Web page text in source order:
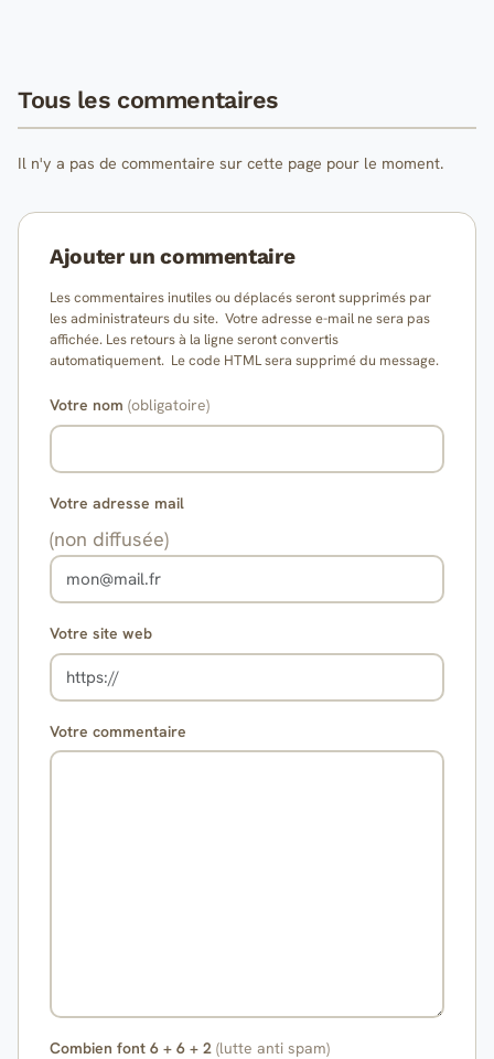
Tous les commentaires
Il n'y a pas de commentaire sur cette page pour le moment.
Ajouter un commentaire
Les commentaires inutiles ou déplacés seront supprimés par
les administrateurs du site. Votre adresse e-mail ne sera pas
affichée. Les retours à la ligne seront convertis
automatiquement. Le code HTML sera supprimé du message.
Votre nom (obligatoire)
Votre adresse mail
(non diffusée)
Votre site web
Votre commentaire
Combien font 6 + 6 + 2 (lutte anti spam)